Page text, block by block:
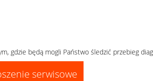
gdzie będą mogli Państwo śledzić przebieg
serwisowe